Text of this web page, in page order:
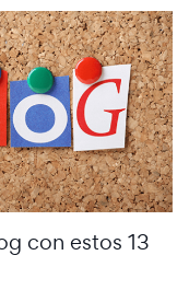
con estos 13